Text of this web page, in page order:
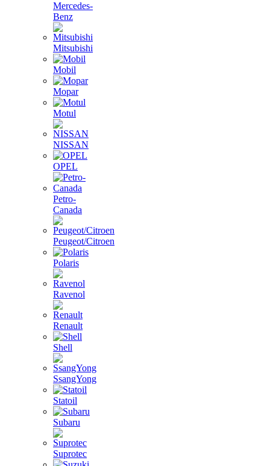
Mercedes-
Benz
Mitsubishi
Mobil
Mopar
Motul
NISSAN
OPEL
Petro-
Canada
Peugeot/Citroen
Polaris
Ravenol
Renault
Shell
SsangYong
Statoil
Subaru
Suprotec